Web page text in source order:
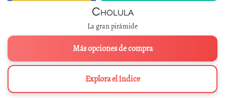
Cholula
La gran pirámide
Más opciones de compra
Explora el índice